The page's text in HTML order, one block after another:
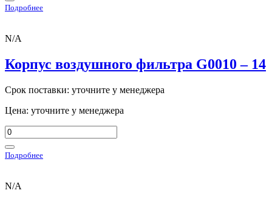
Подробнее
N/A
Корпус воздушного фильтра G0010 – 14
Срок поставки: уточните у менеджера
Цена: уточните у менеджера
Подробнее
N/A